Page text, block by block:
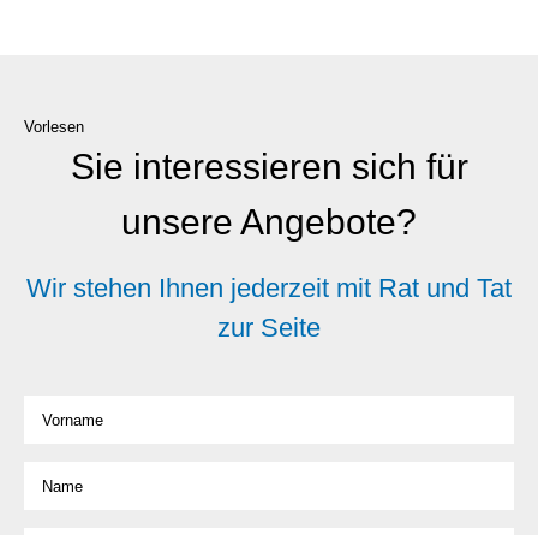
Vorlesen
Sie interessieren sich für
unsere Angebote?
Wir stehen Ihnen jederzeit mit Rat und Tat
zur Seite